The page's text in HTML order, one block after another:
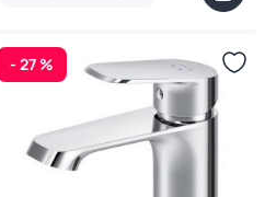
- 27 %